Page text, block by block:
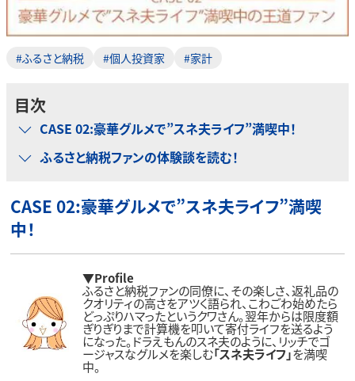
#ふるさと納税 #個人投資家 #家計
目次
CASE 02:豪華グルメで”スネ夫ライフ”満喫中！
ふるさと納税ファンの体験談を読む！
CASE 02:豪華グルメで”スネ夫ライフ”満喫
中！
▼Profile
ふるさと納税ファンの同僚に、その楽しさ、返礼品の
クオリティの高さをアツく語られ、こわごわ始めたら
どっぷりハマったというクワさん。翌年からは限度額
ぎりぎりまで計算機を叩いて寄付ライフを送るよう
になった。ドラえもんのスネ夫のように、リッチでゴ
ージャスなグルメを楽しむ「スネ夫ライフ」を満喫
中。